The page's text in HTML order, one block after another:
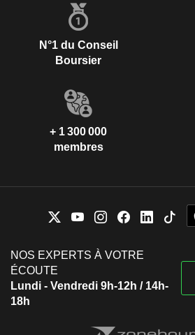
N°1 du Conseil
Boursier
+ 1 300 000
membres
NOS EXPERTS À VOTRE
ÉCOUTE
Lundi - Vendredi 9h-12h / 14h-
18h